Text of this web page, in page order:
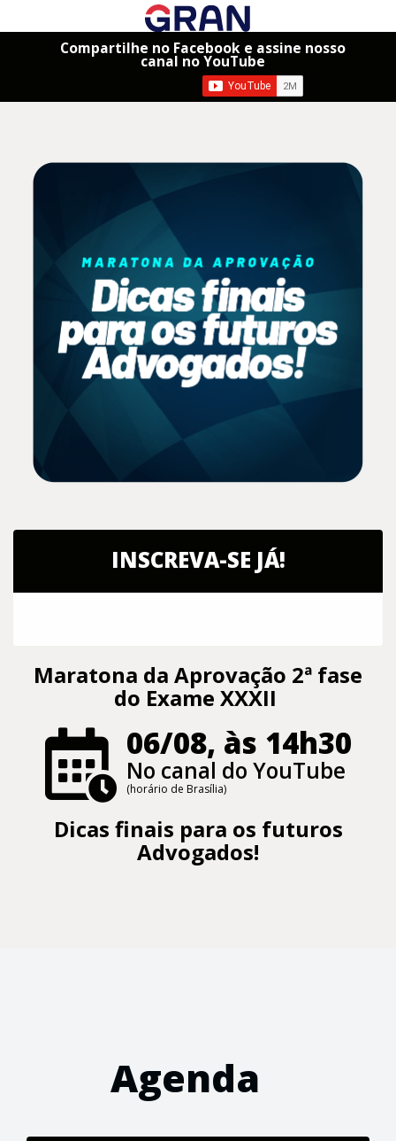
Compartilhe no Facebook e assine nosso
canal no YouTube
INSCREVA-SE JÁ!
Maratona da Aprovação 2ª fase
do Exame XXXII
06/08, às 14h30
No canal do YouTube
(horário de Brasília)
Dicas finais para os futuros
Advogados!
Agenda